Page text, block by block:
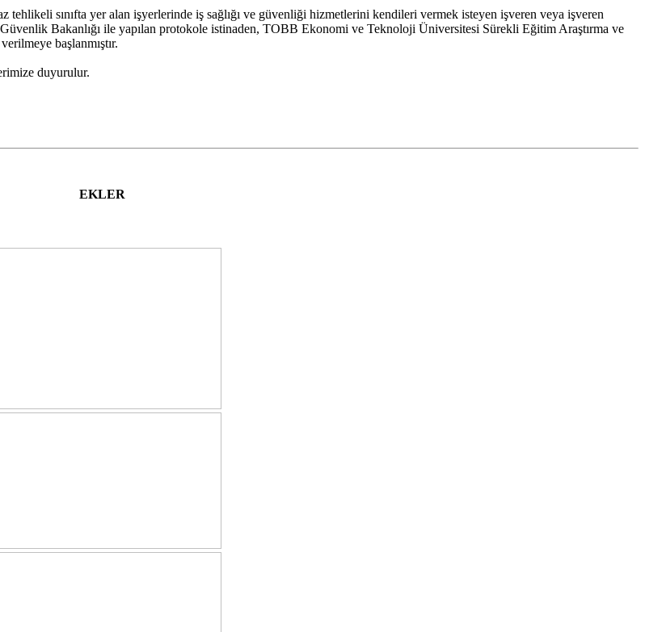
tehlikeli sınıfta yer alan işyerlerinde iş sağlığı ve güvenliği hizmetlerini kendileri vermek isteyen işveren veya işveren
Bakanlığı ile yapılan protokole istinaden, TOBB Ekonomi ve Teknoloji Üniversitesi Sürekli Eğitim Araştırma ve
başlanmıştır.
duyurulur.
EKLER